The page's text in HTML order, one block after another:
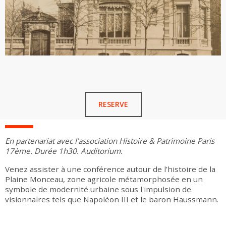
RESERVE
En partenariat avec l’association Histoire & Patrimoine Paris
17ème. Durée 1h30. Auditorium.
Venez assister à une conférence autour de l’histoire de la
Plaine Monceau, zone agricole métamorphosée en un
symbole de modernité urbaine sous l'impulsion de
visionnaires tels que Napoléon III et le baron Haussmann.